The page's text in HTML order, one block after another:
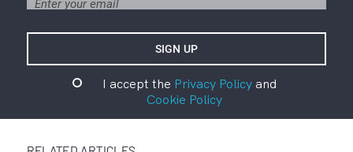
I accept the Privacy Policyand
Cookie Policy